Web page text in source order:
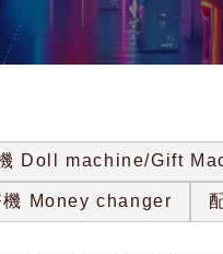
Doll machine/Gift
機 Money changer